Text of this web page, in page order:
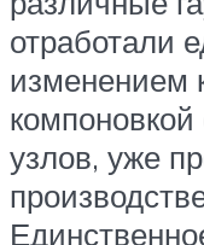
отработали
изменением
узлов, уже